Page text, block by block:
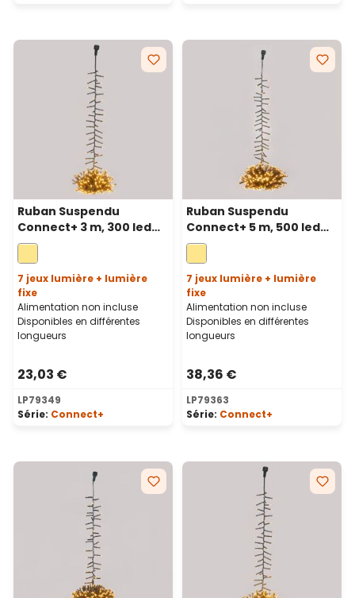
Ruban Suspendu
Connect+ 3 m, 300 led
blanc chaud, câble vert
7 jeux lumière + lumière
fixe
Alimentation non incluse
Disponibles en différentes
longueurs
23,03 €
LP79349
Série: Connect+
Ruban Suspendu
Connect+ 5 m, 500 led
blanc chaud, câble vert
7 jeux lumière + lumière
fixe
Alimentation non incluse
Disponibles en différentes
longueurs
38,36 €
LP79363
Série: Connect+